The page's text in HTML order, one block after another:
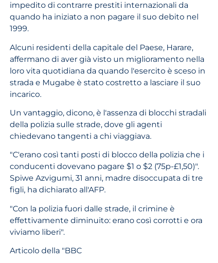
impedito di contrarre prestiti internazionali da
quando ha iniziato a non pagare il suo debito nel
1999.
Alcuni residenti della capitale del Paese, Harare,
affermano di aver già visto un miglioramento nella
loro vita quotidiana da quando l'esercito è sceso in
strada e Mugabe è stato costretto a lasciare il suo
incarico.
Un vantaggio, dicono, è l'assenza di blocchi stradali
della polizia sulle strade, dove gli agenti
chiedevano tangenti a chi viaggiava.
"C'erano così tanti posti di blocco della polizia che i
conducenti dovevano pagare $1 o $2 (75p-£1,50)".
Spiwe Azvigumi, 31 anni, madre disoccupata di tre
figli, ha dichiarato all'AFP.
"Con la polizia fuori dalle strade, il crimine è
effettivamente diminuito: erano così corrotti e ora
viviamo liberi".
Articolo della "BBC